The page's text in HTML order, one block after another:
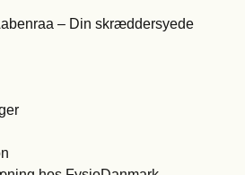
– Din skræddersyede